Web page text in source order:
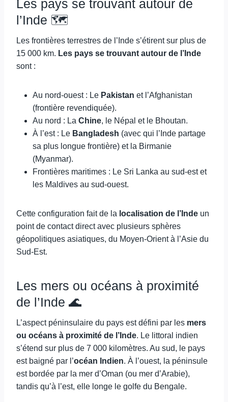
Les pays se trouvant autour de
l’Inde 🗺️
Les frontières terrestres de l’Inde s’étirent sur plus de
15 000 km. Les pays se trouvant autour de l’Inde
sont :
Au nord-ouest : Le Pakistan et l’Afghanistan
(frontière revendiquée).
Au nord : La Chine, le Népal et le Bhoutan.
À l’est : Le Bangladesh (avec qui l’Inde partage
sa plus longue frontière) et la Birmanie
(Myanmar).
Frontières maritimes : Le Sri Lanka au sud-est et
les Maldives au sud-ouest.
Cette configuration fait de la localisation de l’Inde un
point de contact direct avec plusieurs sphères
géopolitiques asiatiques, du Moyen-Orient à l’Asie du
Sud-Est.
Les mers ou océans à proximité
de l’Inde 🌊
L’aspect péninsulaire du pays est défini par les mers
ou océans à proximité de l’Inde. Le littoral indien
s’étend sur plus de 7 000 kilomètres. Au sud, le pays
est baigné par l’océan Indien. À l’ouest, la péninsule
est bordée par la mer d’Oman (ou mer d’Arabie),
tandis qu’à l’est, elle longe le golfe du Bengale.